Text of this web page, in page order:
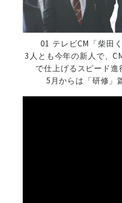
01 テレビCM「柴田
3人とも今年の新人で、
で仕上げるスピード進
5月からは「研修」